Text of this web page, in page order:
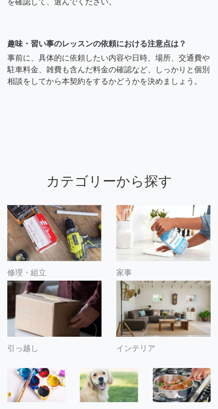
趣味・習い事のレッスンの依頼における注意点は？
事前に、具体的に依頼したい内容や日時、場所、交通費や
駐車料金、雑費も含んだ料金の確認など、しっかりと個別
相談をしてから本契約をするかどうかを決めましょう。
カテゴリーから探す
修理・組立 家事
引っ越し インテリア